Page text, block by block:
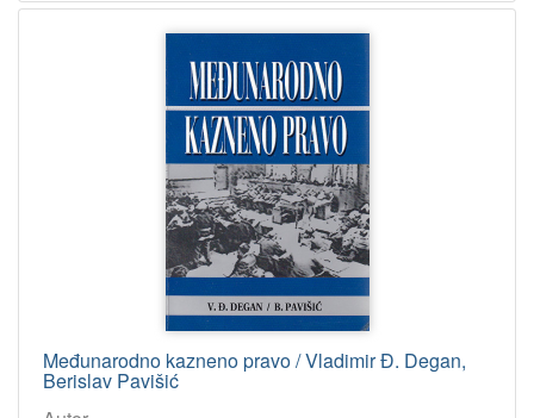
Međunarodno kazneno pravo / Vladimir Đ. Degan,
Berislav Pavišić